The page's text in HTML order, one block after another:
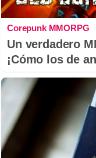
Corepunk MMORPG
Un verdadero
¡Cómo los de